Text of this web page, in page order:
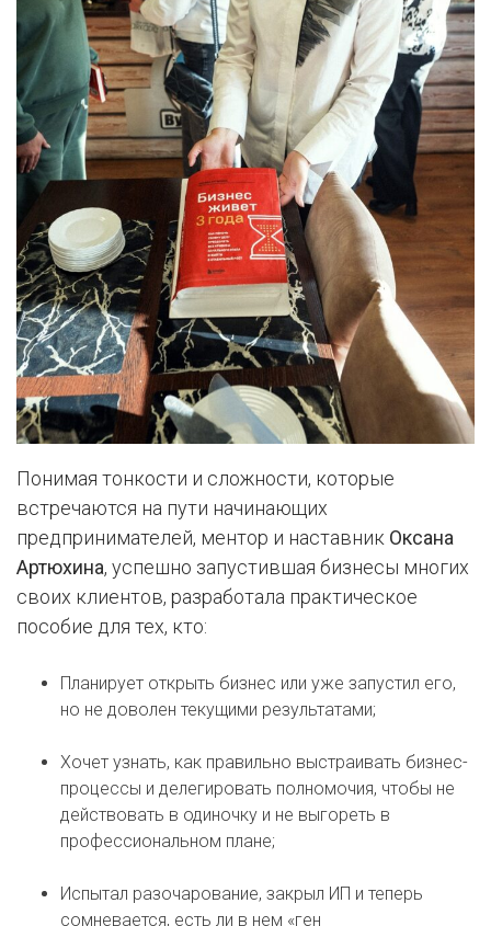
Понимая тонкости и сложности, которые
встречаются на пути начинающих
предпринимателей, ментор и наставник Оксана
Артюхина, успешно запустившая бизнесы многих
своих клиентов, разработала практическое
пособие для тех, кто:
Планирует открыть бизнес или уже запустил его,
но не доволен текущими результатами;
Хочет узнать, как правильно выстраивать бизнес-
процессы и делегировать полномочия, чтобы не
действовать в одиночку и не выгореть в
профессиональном плане;
Испытал разочарование, закрыл ИП и теперь
сомневается, есть ли в нем «ген